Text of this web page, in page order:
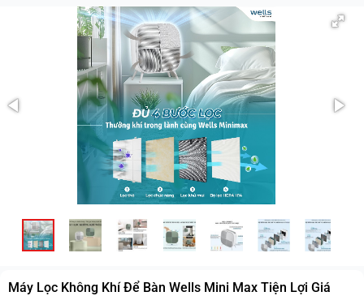
Máy Lọc Không Khí Để Bàn Wells Mini Max Tiện Lợi Giá